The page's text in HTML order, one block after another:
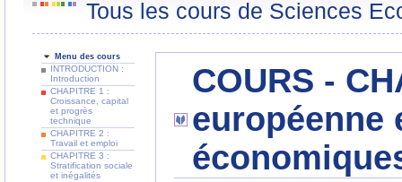
Tous les cours de Sciences
Menu des cours
INTRODUCTION :
Introduction
CHAPITRE 1 :
Croissance, capital
et progrès
technique
CHAPITRE 2 :
Travail et emploi
CHAPITRE 3 :
Stratification sociale
et inégalités
COURS -
européenne